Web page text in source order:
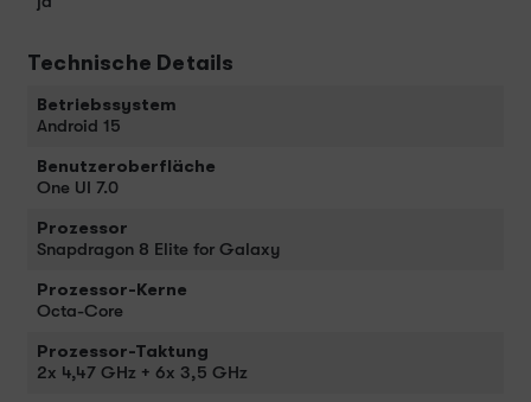
Technische Details
Betriebssystem
Android 15
Benutzeroberfläche
One UI 7.0
Prozessor
Snapdragon 8 Elite for Galaxy
Prozessor-Kerne
Octa-Core
Prozessor-Taktung
2x 4,47 GHz + 6x 3,5 GHz